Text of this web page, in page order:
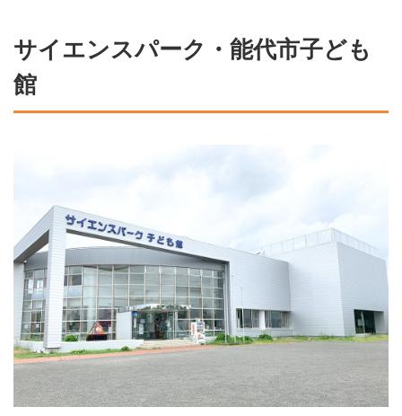
サイエンスパーク・能代市子ども
館